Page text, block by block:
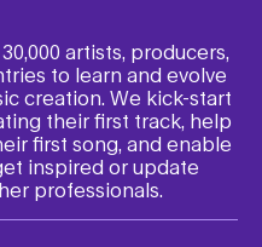
artists, producers,
to learn and evolve
creation. We kick-start
their first track, help
first song, and enable
inspired or update
professionals.